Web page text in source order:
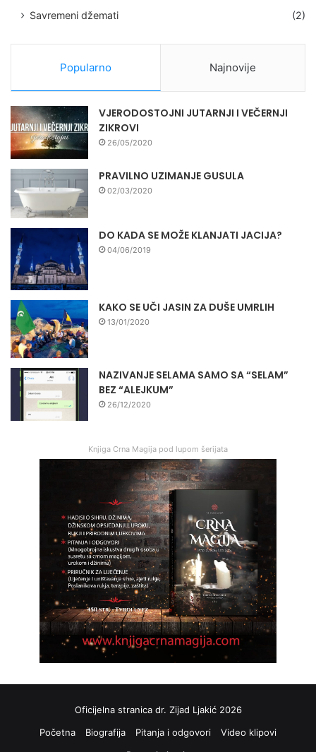
Savremeni džemati
(2)
Popularno Najnovije
VJERODOSTOJNI JUTARNJI I VEČERNJI
ZIKROVI
26/05/2020
PRAVILNO UZIMANJE GUSULA
02/03/2020
DO KADA SE MOŽE KLANJATI JACIJA?
04/06/2019
KAKO SE UČI JASIN ZA DUŠE UMRLIH
13/01/2020
NAZIVANJE SELAMA SAMO SA “SELAM”
BEZ “ALEJKUM”
26/12/2020
Knjiga Crna Magija pod lupom šerijata
Oficijelna stranica dr. Zijad Ljakić 2026
Početna
Biografija Pitanja i odgovori
Video klipovi